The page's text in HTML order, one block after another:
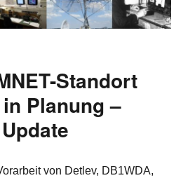
Standort
Planung –
von Detlev, DB1WDA,